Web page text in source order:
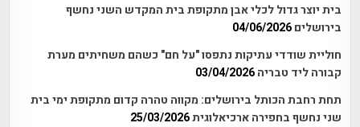
בית יוצר גדול לכלי אבן מתקופת בית המקדש השני נחשף
בירושלים 04/06/2026
חוליית שודדי עתיקות נתפסו "על חם" כשהם משחיתים מערת
קבורה ליד טבריה 03/04/2026
תחת רחבת הכותל בירושלים: מקווה טהרה קדום מתקופת ימי בית
שני נחשף בחפירה ארכיאלוגית25/03/2026